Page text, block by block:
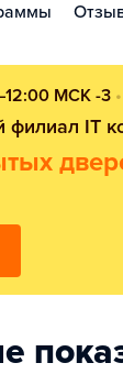
МСК -3 •
филиал IT